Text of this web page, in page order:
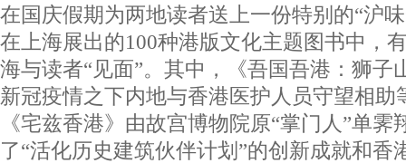
在国庆假期为两地读者送上一份特别的“
在上海展出的100种港版文化主题图书中，
海与读者“见面”。其中，《吾国吾港：狮子
新冠疫情之下内地与香港医护人员守望相助
《宅兹香港》由故宫博物院原“掌门人”单
了“活化历史建筑伙伴计划”的创新成就和香